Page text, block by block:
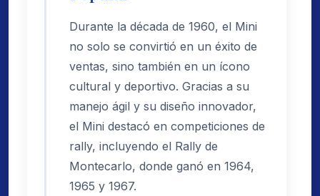
Durante la década de 1960, el Mini
no solo se convirtió en un éxito de
ventas, sino también en un ícono
cultural y deportivo. Gracias a su
manejo ágil y su diseño innovador,
el Mini destacó en competiciones de
rally, incluyendo el Rally de
Montecarlo, donde ganó en 1964,
1965 y 1967.